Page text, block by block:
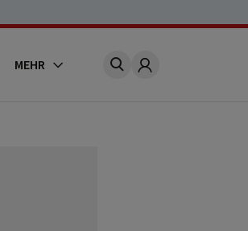
MEHR Account